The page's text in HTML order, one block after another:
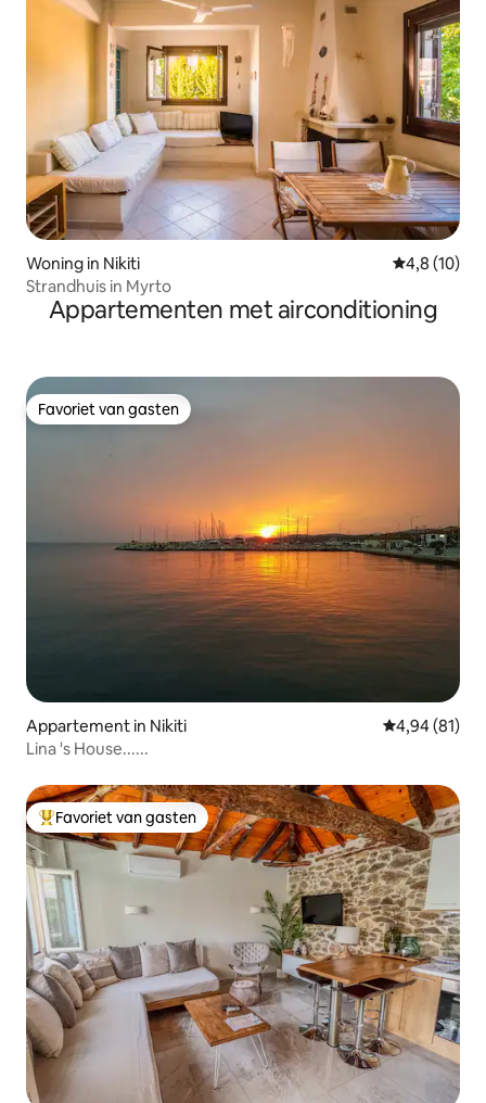
Woning in Nikiti
4,8 (10)
Strandhuis in Myrto
Appartementen met airconditioning
Favoriet van gasten
Favoriet van gasten
Appartement in Nikiti Gemiddelde
4,94 (81)
Lina 's Hοuse......
Topfavoriet van gasten
Favoriet van gasten